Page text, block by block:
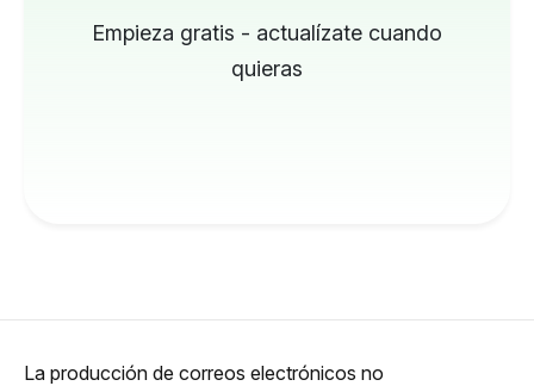
Empieza gratis - actualízate cuando
quieras
La producción de correos electrónicos no